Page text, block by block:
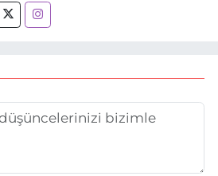
Grafik Tasarım alanında staj